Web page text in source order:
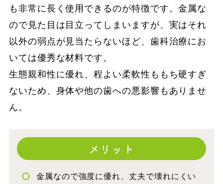
も非常に長く使用できるのが特徴です。金属な
ので見た目は目立ってしまいますが、実はそれ
以外の弱点が見当たらないほど、歯科治療にお
いては優秀な材料です。
生態親和性に優れ、程よい柔軟性ももち硬すぎ
ないため、身体や他の歯への悪影響もありませ
ん。
メリット
金属なので強度に優れ、丈夫で壊れにくい